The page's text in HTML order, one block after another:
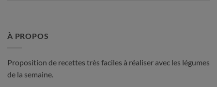
À PROPOS
Proposition de recettes très faciles à réaliser avec les légumes
de la semaine.